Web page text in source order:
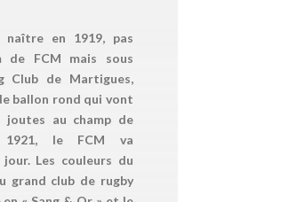
naître en 1919, pas
de FCM mais sous
Club de Martigues,
ballon rond qui vont
joutes au champ de
1921, le FCM va
Les couleurs du
grand club de rugby